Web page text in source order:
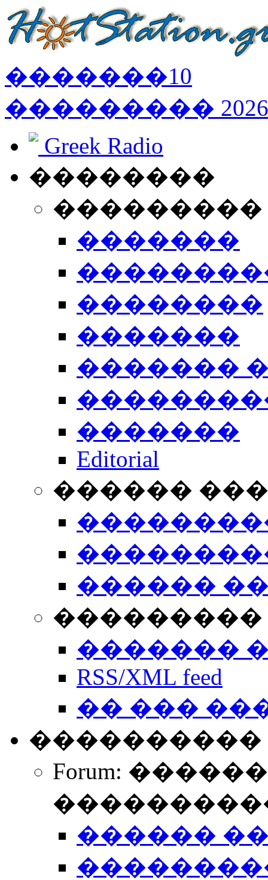
�������10
��������� 2026
Greek Radio
��������
�������
��������
�������
�������
�������
Editorial
������
������
���������
�������
RSS/XML feed
�� ���
����������
Forum:
������